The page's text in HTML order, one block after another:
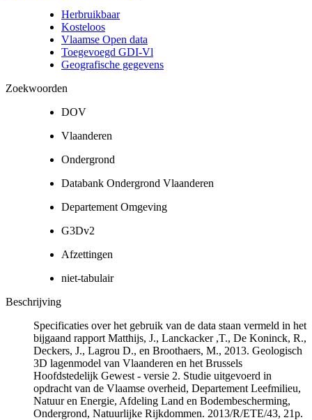
Herbruikbaar
Kosteloos
Vlaamse Open data
Toegevoegd GDI-Vl
Geografische gegevens
Zoekwoorden
DOV
Vlaanderen
Ondergrond
Databank Ondergrond Vlaanderen
Departement Omgeving
G3Dv2
Afzettingen
niet-tabulair
Beschrijving
Specificaties over het gebruik van de data staan vermeld in het
bijgaand rapport Matthijs, J., Lanckacker ,T., De Koninck, R.,
Deckers, J., Lagrou D., en Broothaers, M., 2013. Geologisch
3D lagenmodel van Vlaanderen en het Brussels
Hoofdstedelijk Gewest - versie 2. Studie uitgevoerd in
opdracht van de Vlaamse overheid, Departement Leefmilieu,
Natuur en Energie, Afdeling Land en Bodembescherming,
Ondergrond, Natuurlijke Rijkdommen. 2013/R/ETE/43, 21p.